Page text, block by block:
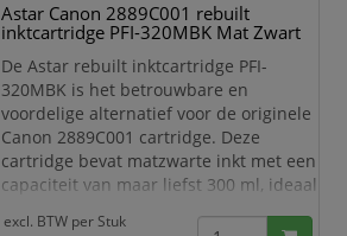
herkend door de printer en worden
inktniveaus nauwkeurig weergegeven.
De duurzame, gereviseerde cartridge
levert sc
Astar Canon 2889C001 rebuilt
inktcartridge PFI-320MBK Mat Zwart
De Astar rebuilt inktcartridge PFI-
320MBK is het betrouwbare en
voordelige alternatief voor de originele
Canon 2889C001 cartridge. Deze
cartridge bevat matzwarte inkt met een
capaciteit van maar liefst 300 ml, ideaal
excl. BTW per Stuk